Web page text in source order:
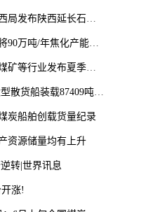
陕西延长石油集团横山
吨/年焦化产能置换至山
业发布夏季安全生产提
船装载87409吨煤炭靠泊
炭船舶创载货量纪录
资源储量均有上升
转|世界讯息
涨!